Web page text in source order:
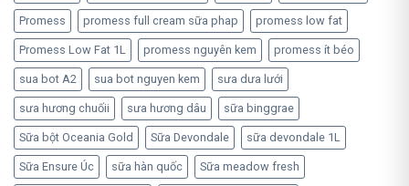
Promess promess full cream sữa phap promess low fat
Promess Low Fat 1L promess nguyên kem promess ít béo
sua bot A2 sua bot nguyen kem sưa dưa lưới
sưa hương chuốii sưa hương dâu sữa binggrae
Sữa bột Oceania Gold Sữa Devondale sữa devondale 1L
Sữa Ensure Úc sữa hàn quốc Sữa meadow fresh